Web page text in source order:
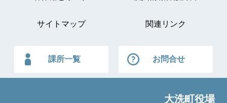
サイトマップ 関連リンク
課所一覧 お問合せ
大洗町役場